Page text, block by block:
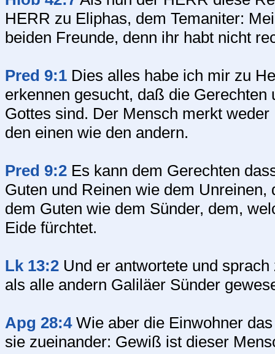
HERR zu Eliphas, dem Temaniter:
beiden Freunde, denn ihr habt nicht
Pred 9:1 Dies alles habe ich mir zu
erkennen gesucht, daß die
Gottes sind. Der Mensch merkt
den einen wie den andern.
Pred 9:2 Es kann dem Gerechten
Guten und Reinen wie dem
dem Guten wie dem Sünder, dem,
Eide fürchtet.
Lk 13:2 Und er antwortete und
als alle andern Galiläer Sünder
Apg 28:4Wie aber die Einwohner
sie zueinander: Gewiß ist dieser